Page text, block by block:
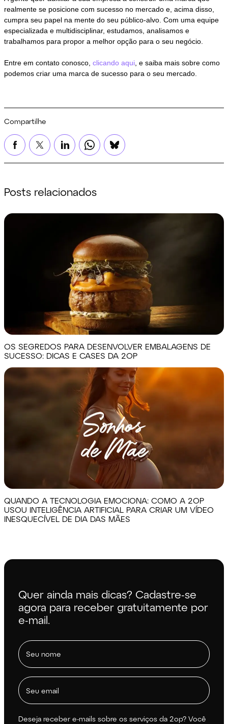
realmente se posicione com sucesso no mercado e, acima disso,
cumpra seu papel na mente do seu público-alvo. Com uma equipe
especializada e multidisciplinar, estudamos, analisamos e
trabalhamos para propor a melhor opção para o seu negócio.
Entre em contato conosco,clicando aqui , e saiba mais sobre como
podemos criar uma marca de sucesso para o seu mercado.
Compartilhe
Posts relacionados
OS SEGREDOS PARA DESENVOLVER EMBALAGENS DE
SUCESSO: DICAS E CASES DA 2OP
QUANDO A TECNOLOGIA EMOCIONA: COMO A 2OP
USOU INTELIGÊNCIA ARTIFICIAL PARA CRIAR UM VÍDEO
INESQUECÍVEL DE DIA DAS MÃES
Quer ainda mais dicas? Cadastre-se
agora para receber gratuitamente por
e-mail.
Deseja receber e-mails sobre os serviços da 2op? Você